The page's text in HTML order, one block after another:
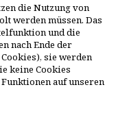
die Nutzung von
werden müssen. Das
und die
nach Ende der
sie werden
keine Cookies
auf unseren